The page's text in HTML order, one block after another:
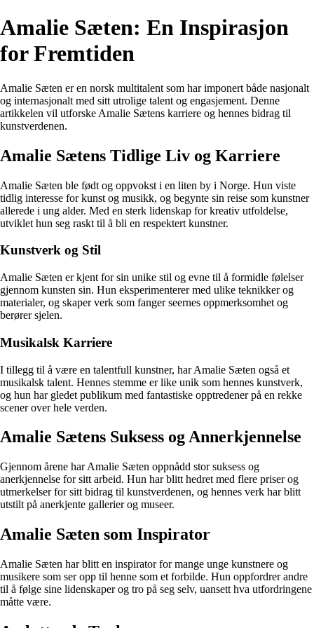
Amalie Sæten: En Inspirasjon
for Fremtiden
Amalie Sæten er en norsk multitalent som har imponert både nasjonalt
og internasjonalt med sitt utrolige talent og engasjement. Denne
artikkelen vil utforske Amalie Sætens karriere og hennes bidrag til
kunstverdenen.
Amalie Sætens Tidlige Liv og Karriere
Amalie Sæten ble født og oppvokst i en liten by i Norge. Hun viste
tidlig interesse for kunst og musikk, og begynte sin reise som kunstner
allerede i ung alder. Med en sterk lidenskap for kreativ utfoldelse,
utviklet hun seg raskt til å bli en respektert kunstner.
Kunstverk og Stil
Amalie Sæten er kjent for sin unike stil og evne til å formidle følelser
gjennom kunsten sin. Hun eksperimenterer med ulike teknikker og
materialer, og skaper verk som fanger seernes oppmerksomhet og
berører sjelen.
Musikalsk Karriere
I tillegg til å være en talentfull kunstner, har Amalie Sæten også et
musikalsk talent. Hennes stemme er like unik som hennes kunstverk,
og hun har gledet publikum med fantastiske opptredener på en rekke
scener over hele verden.
Amalie Sætens Suksess og Annerkjennelse
Gjennom årene har Amalie Sæten oppnådd stor suksess og
anerkjennelse for sitt arbeid. Hun har blitt hedret med flere priser og
utmerkelser for sitt bidrag til kunstverdenen, og hennes verk har blitt
utstilt på anerkjente gallerier og museer.
Amalie Sæten som Inspirator
Amalie Sæten har blitt en inspirator for mange unge kunstnere og
musikere som ser opp til henne som et forbilde. Hun oppfordrer andre
til å følge sine lidenskaper og tro på seg selv, uansett hva utfordringene
måtte være.